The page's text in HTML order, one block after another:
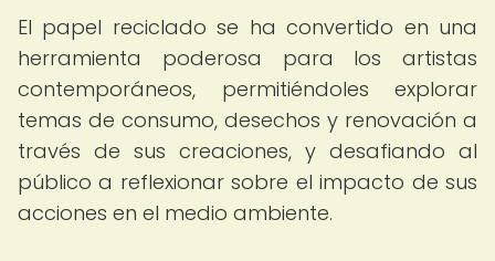
El papel reciclado se ha convertido en una
herramienta poderosa para los artistas
contemporáneos, permitiéndoles explorar
temas de consumo, desechos y renovación a
través de sus creaciones, y desafiando al
público a reflexionar sobre el impacto de sus
acciones en el medio ambiente.